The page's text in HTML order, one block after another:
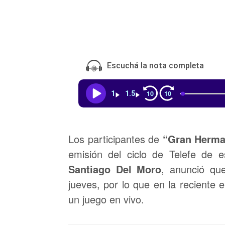
Escuchá la nota completa
1 1.5 10 10
Los participantes de “Gran
emisión del ciclo de Telefe de
Santiago Del Moro, anunció
jueves, por lo que en la reciente
un juego en vivo.